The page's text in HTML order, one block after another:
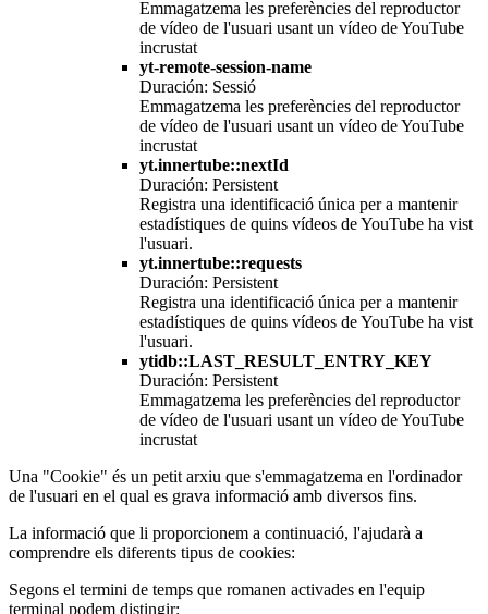
Emmagatzema les preferències del reproductor
de vídeo de l'usuari usant un vídeo de YouTube
incrustat
yt-remote-session-name
Duración: Sessió
Emmagatzema les preferències del reproductor
de vídeo de l'usuari usant un vídeo de YouTube
incrustat
yt.innertube::nextId
Duración: Persistent
Registra una identificació única per a mantenir
estadístiques de quins vídeos de YouTube ha vist
l'usuari.
yt.innertube::requests
Duración: Persistent
Registra una identificació única per a mantenir
estadístiques de quins vídeos de YouTube ha vist
l'usuari.
ytidb::LAST_RESULT_ENTRY_KEY
Duración: Persistent
Emmagatzema les preferències del reproductor
de vídeo de l'usuari usant un vídeo de YouTube
incrustat
Una "Cookie" és un petit arxiu que s'emmagatzema en l'ordinador
de l'usuari en el qual es grava informació amb diversos fins.
La informació que li proporcionem a continuació, l'ajudarà a
comprendre els diferents tipus de cookies:
Segons el termini de temps que romanen activades en l'equip
terminal podem distingir: